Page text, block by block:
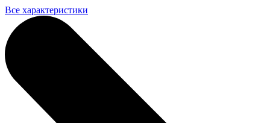
Все характеристики